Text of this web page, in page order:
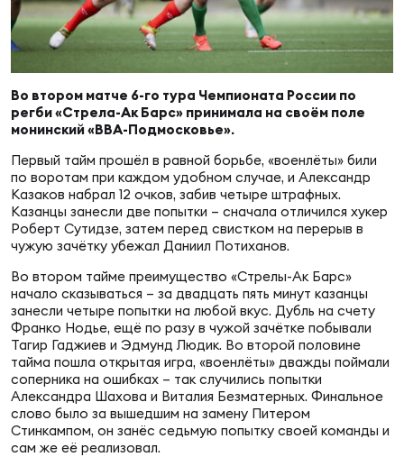
Регионы
Сборные
Антидопинг
Магазин
Контакты
Во втором матче 6-го тура Чемпионата России по
регби «Стрела-Ак Барс» принимала на своём поле
монинский «ВВА-Подмосковье».
Первый тайм прошёл в равной борьбе, «военлёты» били
по воротам при каждом удобном случае, и Александр
Казаков набрал 12 очков, забив четыре штрафных.
Казанцы занесли две попытки – сначала отличился хукер
Роберт Сутидзе, затем перед свистком на перерыв в
чужую зачётку убежал Даниил Потиханов.
Во втором тайме преимущество «Стрелы-Ак Барс»
начало сказываться – за двадцать пять минут казанцы
занесли четыре попытки на любой вкус. Дубль на счету
Франко Нодье, ещё по разу в чужой зачётке побывали
Тагир Гаджиев и Эдмунд Людик. Во второй половине
тайма пошла открытая игра, «военлёты» дважды поймали
соперника на ошибках – так случились попытки
Александра Шахова и Виталия Безматерных. Финальное
слово было за вышедшим на замену Питером
Стинкампом, он занёс седьмую попытку своей команды и
сам же её реализовал.
ОТПРАВИТЬ